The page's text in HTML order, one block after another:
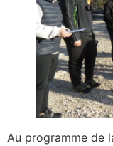
Au programme de